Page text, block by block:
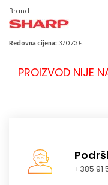
Brand
Redovna cijena: 370.73 €
PROIZVOD NIJE
+385 91